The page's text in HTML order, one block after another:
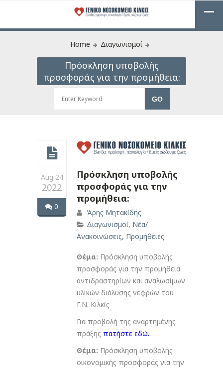
Home Διαγωνισμοί
Πρόσκληση υποβολής
προσφοράς για την προμήθεια:
Aug 24
2022
0
Πρόσκληση υποβολής
προσφοράς για την
προμήθεια:
Άρης Μητακίδης
Διαγωνισμοί, Νέα/
Ανακοινώσεις, Προμήθειες
Θέμα: Πρόσκληση υποβολής
προσφοράς για την προμήθεια
αντιδραστηρίων και αναλωσίμων
υλικών διάλυσης νεφρών του
Γ.Ν. Κιλκίς
Για προβολή της αναρτημένης
πράξης πατήστε εδώ.
Θέμα: Πρόσκληση υποβολής
οικονομικής προσφοράς για την